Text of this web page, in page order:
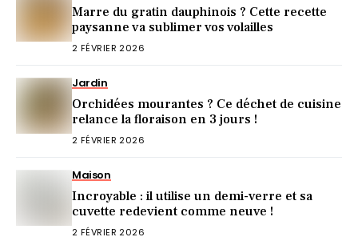
Marre du gratin dauphinois ? Cette recette
paysanne va sublimer vos volailles
2 FÉVRIER 2026
Jardin
Orchidées mourantes ? Ce déchet de cuisine
relance la floraison en 3 jours !
2 FÉVRIER 2026
Maison
Incroyable : il utilise un demi-verre et sa
cuvette redevient comme neuve !
2 FÉVRIER 2026